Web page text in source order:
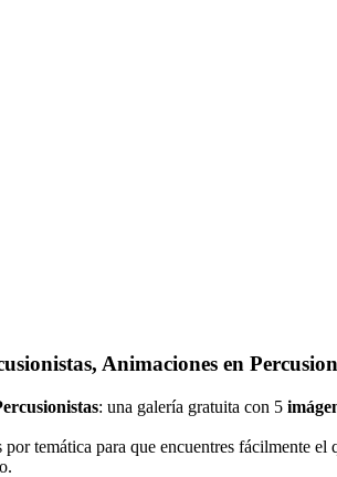
Animaciones en
: una galería gratuita con 5
por temática para que encuentres fácilmente